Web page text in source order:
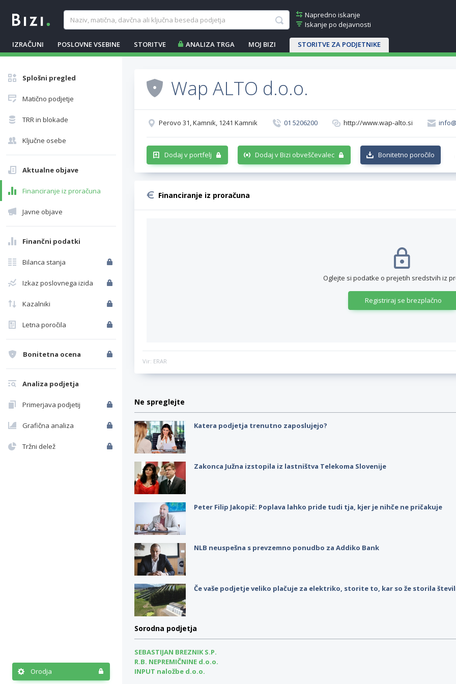
Napredno iskanje
Iskanje po dejavnosti
IZRAČUNI POSLOVNE VSEBINE STORITVE ANALIZA TRGA MOJ BIZI STORITVE ZA PODJETNIKE
Splošni pregled
Matično podjetje
TRR in blokade
Ključne osebe
Aktualne objave
Financiranje iz proračuna
Javne objave
Finančni podatki
Bilanca stanja
Izkaz poslovnega izida
Kazalniki
Letna poročila
Bonitetna ocena
Analiza podjetja
Primerjava podjetij
Grafična analiza
Tržni delež
Orodja
Wap ALTO d.o.o.
Perovo 31, Kamnik, 1241 Kamnik 01 5206200 http://www.wap-alto.si
Dodaj v portfelj Dodaj v Bizi obveščevalec Bonitetno poročilo
Financiranje iz proračuna
Oglejte si podatke o prejetih sredstvih iz
Registriraj se brezplačno
Vir: ERAR
Ne spreglejte
Katera podjetja trenutno zaposlujejo?
Zakonca Južna izstopila iz lastništva Telekoma Slovenije
Peter Filip Jakopič: Poplava lahko pride tudi tja, kjer je nihče ne pričakuje
NLB neuspešna s prevzemno ponudbo za Addiko Bank
Če vaše podjetje veliko plačuje za elektriko, storite to, kar so že storila
Sorodna podjetja
SEBASTIJAN BREZNIK S.P.
R.B. NEPREMIČNINE d.o.o.
INPUT naložbe d.o.o.